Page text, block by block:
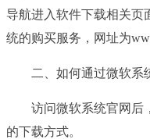
导航进入软件下载相关页
统的购买服务，网址为
二、如何通过微软系
访问微软系统官网后
的下载方式。